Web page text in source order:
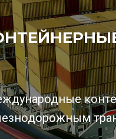
перевозки
самым выгодным